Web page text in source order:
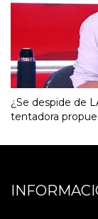
¿Se despide de
tentadora